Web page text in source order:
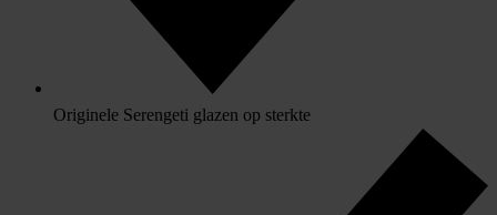
Originele Serengeti glazen op sterkte